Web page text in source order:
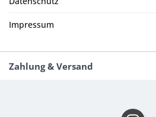
Impressum
Zahlung & Versand